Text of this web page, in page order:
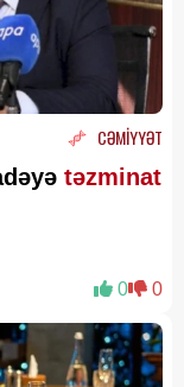
CƏMİYYƏT
təzminat
0 0